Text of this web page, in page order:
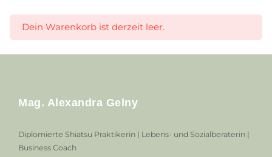
Dein Warenkorb ist derzeit leer.
Mag. Alexandra Gelny
Diplomierte Shiatsu Praktikerin | Lebens- und Sozialberaterin |
Business Coach